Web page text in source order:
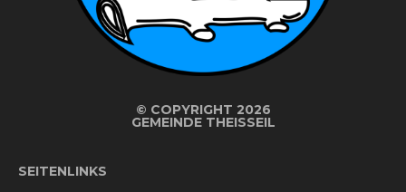
© COPYRIGHT 2026
GEMEINDE THEISSEIL
SEITENLINKS